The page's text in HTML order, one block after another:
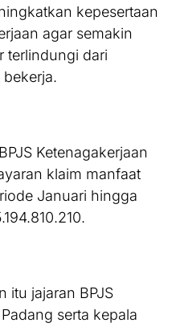
kepesertaan
agar semakin
terlindungi dari
Ketenagakerjaan
klaim manfaat
Januari hingga
itu jajaran BPJS
serta kepala